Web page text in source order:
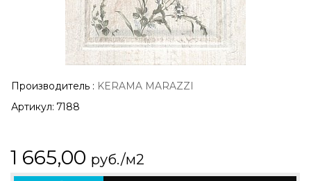
Производитель : KERAMA MARAZZI
Артикул: 7188
1 665,00 руб./м2